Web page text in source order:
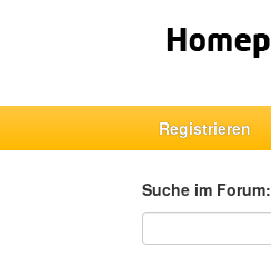
Registrieren
Suche im Forum:
Suche im Forum